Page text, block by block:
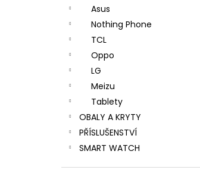
Asus
Nothing Phone
TCL
Oppo
LG
Meizu
Tablety
OBALY A KRYTY
PŘÍSLUŠENSTVÍ
SMART WATCH